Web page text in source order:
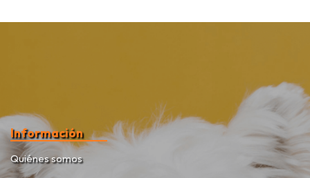
Información
Quiénes somos